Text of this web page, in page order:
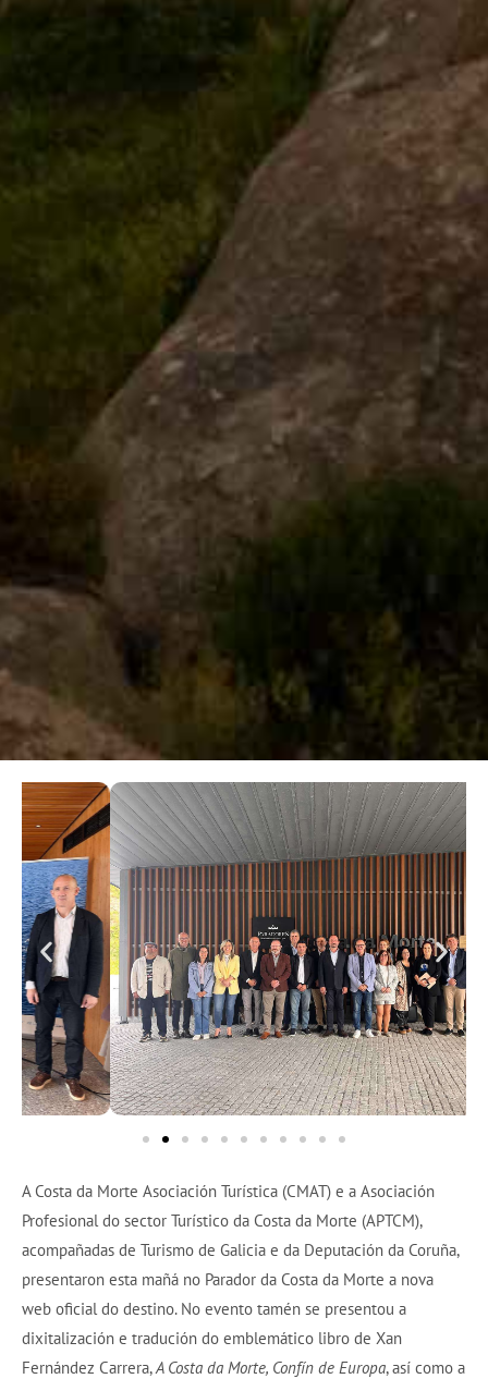
A Costa da Morte Asociación Turística (CMAT) e a Asociación
Profesional do sector Turístico da Costa da Morte (APTCM),
acompañadas de Turismo de Galicia e da Deputación da Coruña,
presentaron esta mañá no Parador da Costa da Morte a nova
web oficial do destino. No evento tamén se presentou a
dixitalización e tradución do emblemático libro de Xan
Fernández Carrera,A Costa da Morte, Confín de Europa, así como a